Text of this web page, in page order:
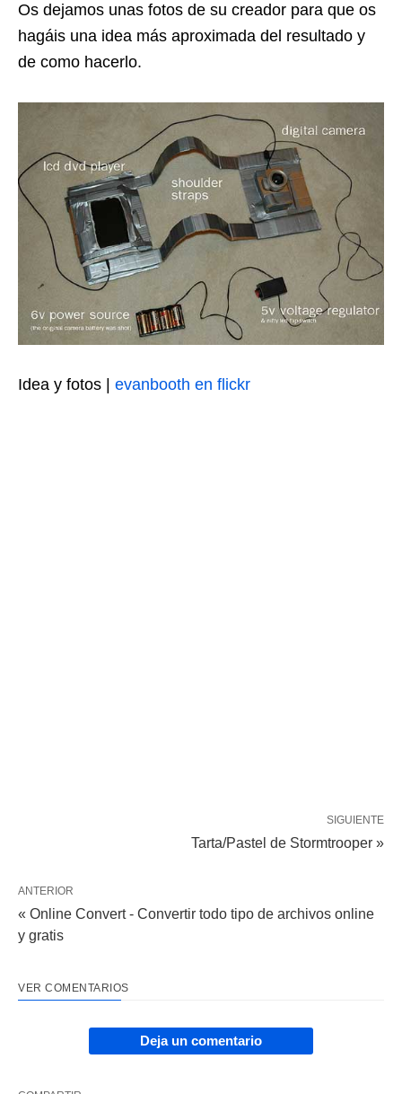
Os dejamos unas fotos de su creador para que os
hagáis una idea más aproximada del resultado y
de como hacerlo.
Idea y fotos | evanbooth en flickr
SIGUIENTE
Tarta/Pastel de Stormtrooper »
ANTERIOR
« Online Convert - Convertir todo tipo de archivos online
y gratis
VER COMENTARIOS
Deja un comentario